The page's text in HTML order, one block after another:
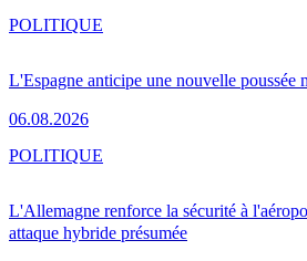
L'Espagne anticipe une nouvelle poussée
06.08.2026
POLITIQUE
L'Allemagne renforce la sécurité à
attaque hybride présumée
POLITIQUE